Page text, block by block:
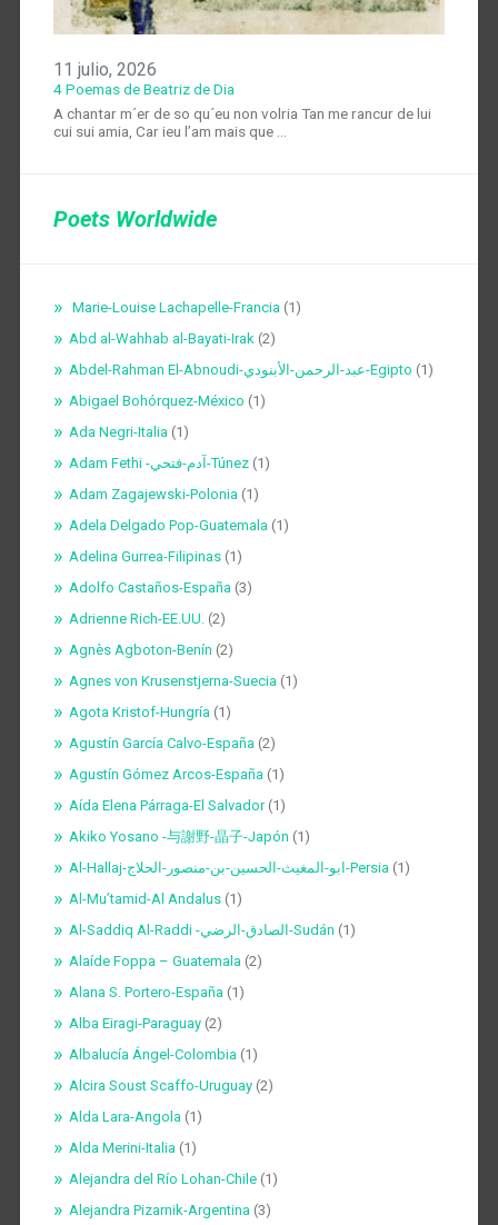
11 julio, 2026
4 Poemas de Beatriz de Dia
A chantar m´er de so qu´eu non volria Tan me rancur de lui
cui sui amia, Car ieu l’am mais que …
Poets Worldwide
Marie-Louise Lachapelle-Francia(1)
Abd al-Wahhab al-Bayati-Irak(2)
Abdel-Rahman El-Abnoudi-عبد-الرحمن-الأبنودي-Egipto (1)
Abigael Bohórquez-México (1)
Ada Negri-Italia(1)
Adam Fethi -آدم-فتحي-Túnez(1)
Adam Zagajewski-Polonia(1)
Adela Delgado Pop-Guatemala(1)
Adelina Gurrea-Filipinas(1)
Adolfo Castaños-España(3)
Adrienne Rich-EE.UU.(2)
Agnès Agboton-Benín (2)
Agnes von Krusenstjerna-Suecia(1)
Agota Kristof-Hungría(1)
Agustín García Calvo-España(2)
Agustín Gómez Arcos-España(1)
Aída Elena Párraga-El Salvador(1)
Akiko Yosano -与謝野-晶子-Japón (1)
Al-Hallaj-ابو-المغيث-الحسين-بن-منصور-الحلاج-Persia(1)
Al-Mu’tamid-Al Andalus(1)
Al-Saddiq Al-Raddi -الصادق-الرضي-Sudán (1)
Alaíde Foppa – Guatemala(2)
Alana S. Portero-España(1)
Alba Eiragi-Paraguay(2)
Albalucía Ángel-Colombia(1)
Alcira Soust Scaffo-Uruguay(2)
Alda Lara-Angola(1)
Alda Merini-Italia(1)
Alejandra del Río Lohan-Chile(1)
Alejandra Pizarnik-Argentina(3)